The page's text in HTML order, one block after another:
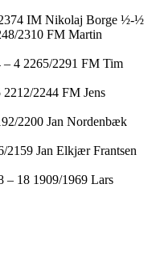
2374 IM Nikolaj Borge ½-½
2310 FM Martin
4 2265/2291 FM Tim
2244 FM Jens
2200 Jan Nordenbæk
2159 Jan Elkjær Frantsen
– 18 1909/1969 Lars